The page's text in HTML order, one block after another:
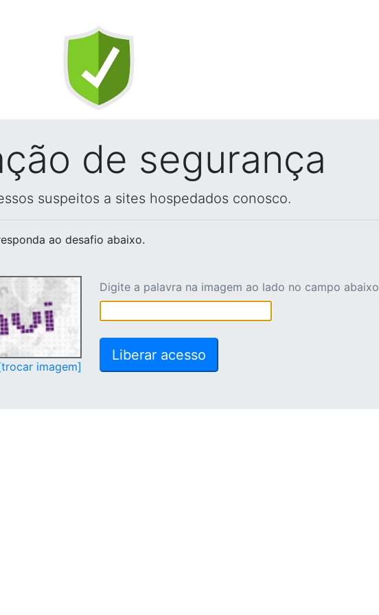
de segurança
suspeitos a sites hospedados conosco.
ao desafio abaixo.
imagem]
Digite a palavra na imagem ao lado no campo abaixo